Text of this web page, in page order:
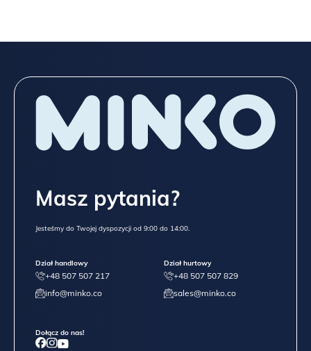
Masz pytania?
Jesteśmy do Twojej dyspozycji od 9:00 do 14:00.
Dział handlowy
+48 507 507 217
info@minko.co
Dział hurtowy
+48 507 507 829
sales@minko.co
Dołącz do nas!